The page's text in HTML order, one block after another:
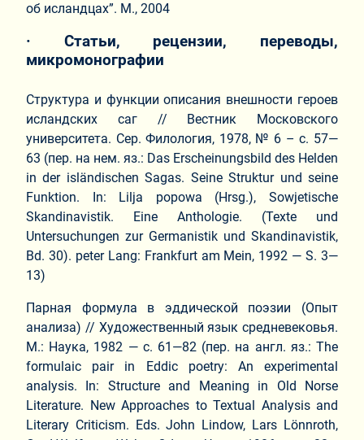
об исландцах”. М., 2004
· Статьи, рецензии, переводы,
микромонографии
Структура и функции описания внешности героев
исландских саг // Вестник Московского
университета. Сер. Филология, 1978, № 6 – с. 57—
63 (пер. на нем. яз.: Das Erscheinungsbild des Helden
in der isländischen Sagas. Seine Struktur und seine
Funktion. In: Lilja popowa (Hrsg.), Sowjetische
Skandinavistik. Eine Anthologie. (Texte und
Untersuchungen zur Germanistik und Skandinavistik,
Bd. 30). peter Lang: Frankfurt am Mein, 1992 — S. 3—
13)
Парная формула в эддической поэзии (Опыт
анализа) // Художественный язык средневековья.
М.: Наука, 1982 — с. 61—82 (пер. на англ. яз.: The
formulaic pair in Eddic poetry: An experimental
analysis. In: Structure and Meaning in Old Norse
Literature. New Approaches to Textual Analysis and
Literary Criticism. Eds. John Lindow, Lars Lönnroth,